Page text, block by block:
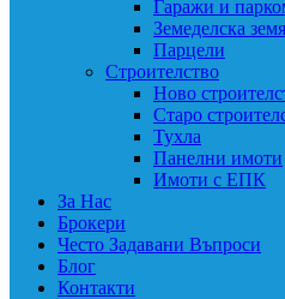
Гаражи и
Земеделска земя
Парцели
Строителство
Ново
Старо
Тухла
Панелни имоти
Имоти с ЕПК
За Нас
Брокери
Често Задавани Въпроси
Блог
Контакти